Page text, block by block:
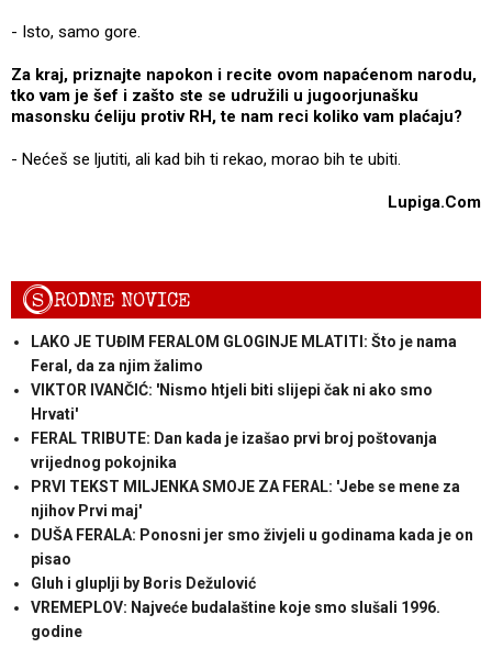
- Isto, samo gore.
Za kraj, priznajte napokon i recite ovom napaćenom narodu,
tko vam je šef i zašto ste se udružili u jugoorjunašku
masonsku ćeliju protiv RH, te nam reci koliko vam plaćaju?
- Nećeš se ljutiti, ali kad bih ti rekao, morao bih te ubiti.
Lupiga.Com
SRODNE NOVICE
LAKO JE TUĐIM FERALOM GLOGINJE MLATITI: Što je nama
Feral, da za njim žalimo
VIKTOR IVANČIĆ: 'Nismo htjeli biti slijepi čak ni ako smo
Hrvati'
FERAL TRIBUTE: Dan kada je izašao prvi broj poštovanja
vrijednog pokojnika
PRVI TEKST MILJENKA SMOJE ZA FERAL: 'Jebe se mene za
njihov Prvi maj'
DUŠA FERALA: Ponosni jer smo živjeli u godinama kada je on
pisao
Gluh i gluplji by Boris Dežulović
VREMEPLOV: Najveće budalaštine koje smo slušali 1996.
godine